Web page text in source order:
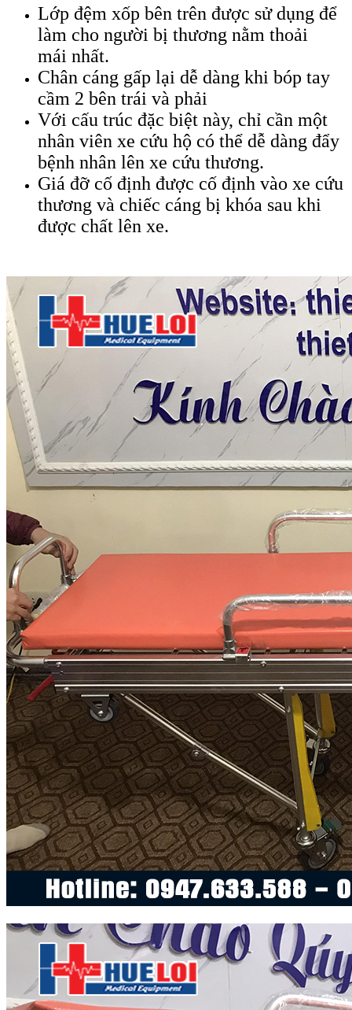
Lớp đệm xốp bên trên được sử dụng để
làm cho người bị thương nằm thoải
mái nhất.
Chân cáng gấp lại dễ dàng khi bóp tay
cầm 2 bên trái và phải
Với cấu trúc đặc biệt này, chỉ cần một
nhân viên xe cứu hộ có thể dễ dàng đẩy
bệnh nhân lên xe cứu thương.
Giá đỡ cố định được cố định vào xe cứu
thương và chiếc cáng bị khóa sau khi
được chất lên xe.